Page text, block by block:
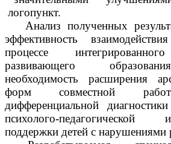
логопункт.
Анализ полученных
эффективность
процессе
развивающего
необходимость расширения
форм совместной
дифференциальной
психолого-
поддержки детей с нарушениями